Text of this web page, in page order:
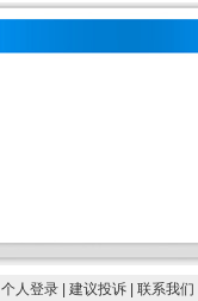
| 个人登录 | 建议投诉 | 联系我们